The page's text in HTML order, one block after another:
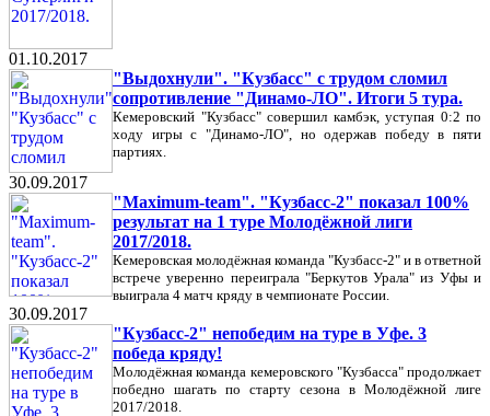
01.10.2017
"Выдохнули". "Кузбасс" с трудом сломил
сопротивление "Динамо-ЛО". Итоги 5 тура.
Кемеровский "Кузбасс" совершил камбэк, уступая 0:2 по
ходу игры с "Динамо-ЛО", но одержав победу в пяти
партиях.
30.09.2017
"Maximum-team". "Кузбасс-2" показал 100%
результат на 1 туре Молодёжной лиги
2017/2018.
Кемеровская молодёжная команда "Кузбасс-2" и в ответной
встрече уверенно переиграла "Беркутов Урала" из Уфы и
выиграла 4 матч кряду в чемпионате России.
30.09.2017
"Кузбасс-2" непобедим на туре в Уфе. 3
победа кряду!
Молодёжная команда кемеровского "Кузбасса" продолжает
победно шагать по старту сезона в Молодёжной лиге
2017/2018.